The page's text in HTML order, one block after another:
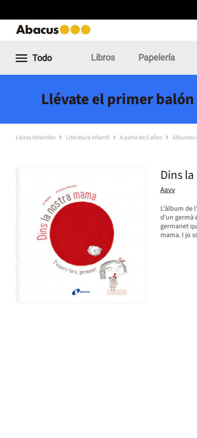
Todo Libros Papelería
Llévate el primer
Libros Infantiles Literatura infantil A partir de 5 años Álbumes
Dins
Aavv
L'àlbum de
d'un germà
germanet
mama. I jo